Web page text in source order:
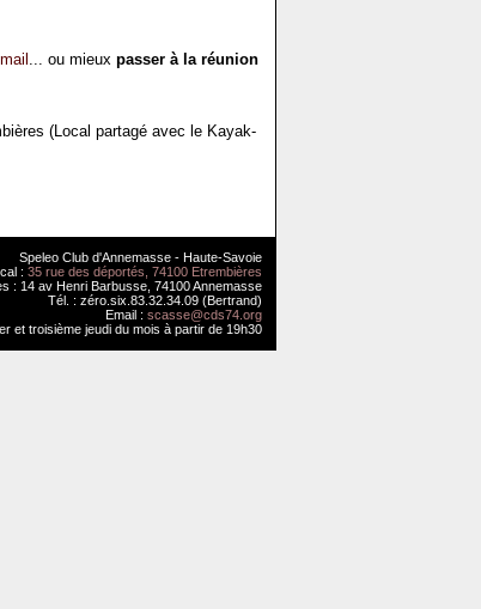
mail ... ou mieux passer à la réunion
(Local partagé avec le Kayak-
Speleo Club d'Annemasse - Haute-Savoie
: 35 rue des déportés, 74100 Etrembières
: 14 av Henri Barbusse, 74100 Annemasse
Tél. : zéro.six.83.32.34.09 (Bertrand)
Email : scasse@cds74.org
et troisième jeudi du mois à partir de 19h30